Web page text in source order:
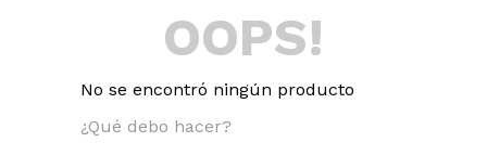
OOPS!
No se encontró ningún producto
¿Qué debo hacer?